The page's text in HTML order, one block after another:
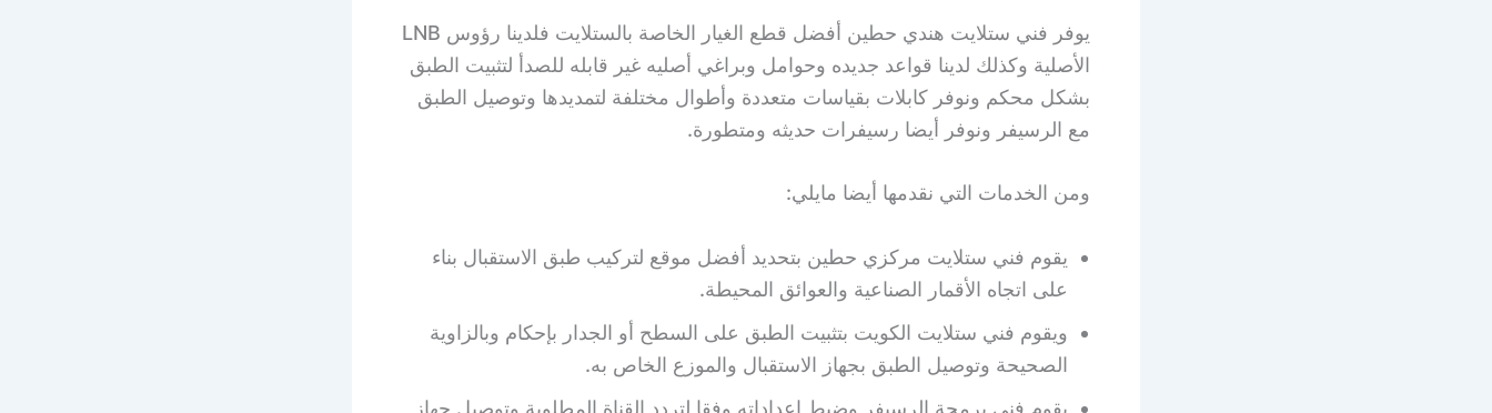
يوفر فني ستلايت هندي حطين أفضل قطع الغيار الخاصة بالستلايت فلدينا رؤوس LNB
الأصلية وكذلك لدينا قواعد جديده وحوامل وبراغي أصليه غير قابله للصدأ لتثبيت الطبق
بشكل محكم ونوفر كابلات بقياسات متعددة وأطوال مختلفة لتمديدها وتوصيل الطبق
مع الرسيفر ونوفر أيضا رسيفرات حديثه ومتطورة.
ومن الخدمات التي نقدمها أيضا مايلي:
يقوم فني ستلايت مركزي حطين بتحديد أفضل موقع لتركيب طبق الاستقبال بناء
على اتجاه الأقمار الصناعية والعوائق المحيطة.
ويقوم فني ستلايت الكويت بتثبيت الطبق على السطح أو الجدار بإحكام وبالزاوية
الصحيحة وتوصيل الطبق بجهاز الاستقبال والموزع الخاص به.
يقوم فني برمجة الرسيفر وضبط إعداداته وفقا لتردد القناة المطلوبة وتوصيل جهاز